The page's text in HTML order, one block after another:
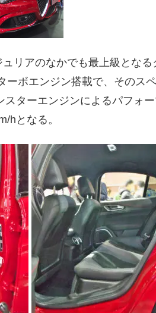
リアのなかでも最上級とな
ーボエンジン搭載で、そのス
スターエンジンによるパフォ
hとなる。